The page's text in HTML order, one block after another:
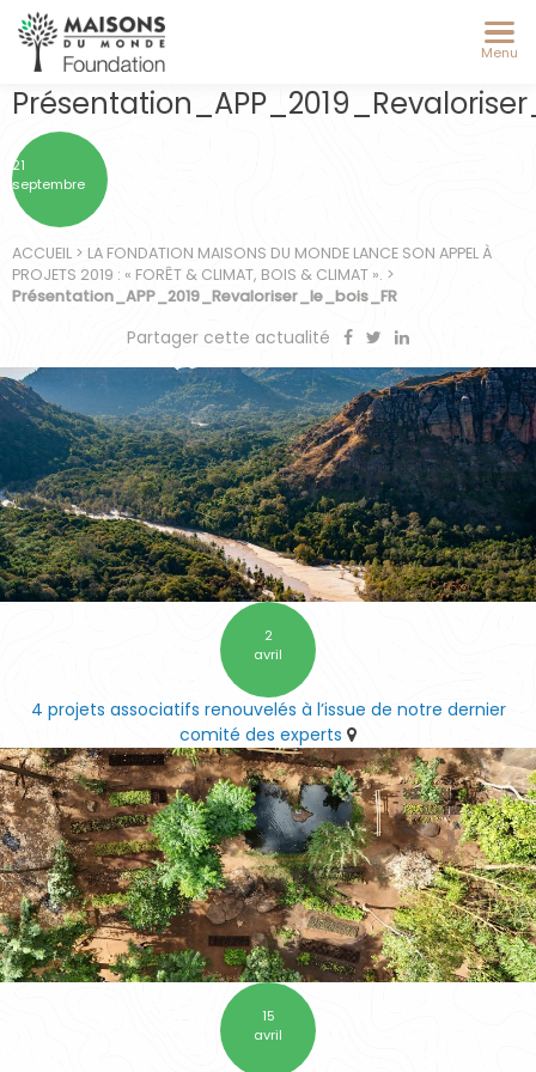
Menu
21
septembre
ACCUEIL > LA FONDATION MAISONS DU MONDE LANCE SON APPEL À
PROJETS 2019 : « FORÊT & CLIMAT, BOIS & CLIMAT ». >
Présentation_APP_2019_Revaloriser_le_bois_FR
Partager cette actualité
2
avril
4 projets associatifs renouvelés à l’issue de notre dernier
comité des experts
15
avril